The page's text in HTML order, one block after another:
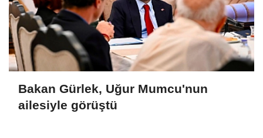
Bakan Gürlek, Uğur Mumcu'nun
ailesiyle görüştü